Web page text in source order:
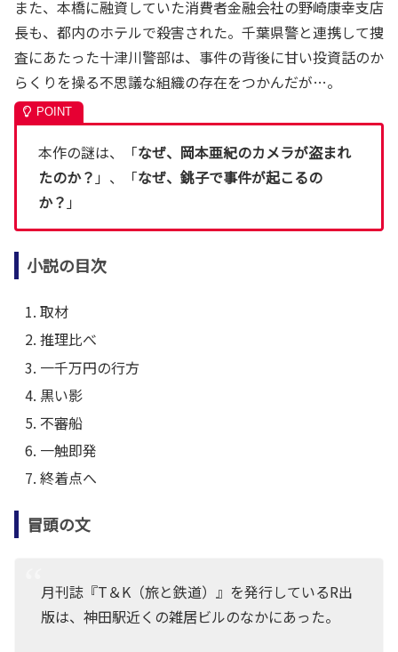
また、本橋に融資していた消費者金融会社の野崎康幸支店
長も、都内のホテルで殺害された。千葉県警と連携して捜
査にあたった十津川警部は、事件の背後に甘い投資話のか
らくりを操る不思議な組織の存在をつかんだが…。
本作の謎は、「なぜ、岡本亜紀のカメラが盗まれ
たのか？ 」、「なぜ、銚子で事件が起こるの
か？ 」
小説の目次
取材
推理比べ
一千万円の行方
黒い影
不審船
一触即発
終着点へ
冒頭の文
月刊誌『T＆K（旅と鉄道）』を発行しているR出
版は、神田駅近くの雑居ビルのなかにあった。